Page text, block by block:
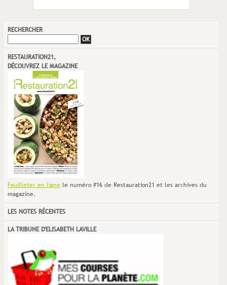
RECHERCHER
RESTAURATION21,
DÉCOUVREZ LE MAGAZINE
Feuilleter en ligne le numéro #16 de Restauration21 et les archives du
magazine.
LES NOTES RÉCENTES
LA TRIBUNE D'ELISABETH LAVILLE